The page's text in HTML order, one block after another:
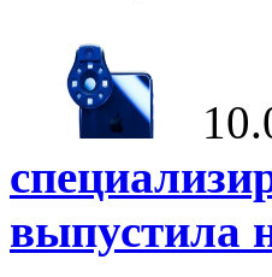
выпустила